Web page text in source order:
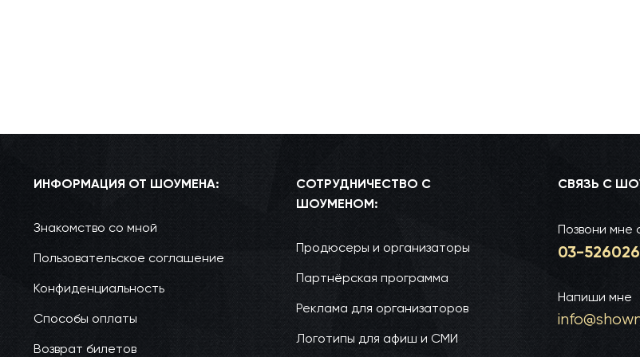
ИНФОРМАЦИЯ ОТ ШОУМЕНА:
Знакомство со мной
Пользовательское соглашение
Конфиденциальность
Способы оплаты
Возврат билетов
СОТРУДНИЧЕСТВО С
ШОУМЕНОМ:
Продюсеры и организаторы
Партнёрская программа
Реклама для организаторов
Логотипы для афиш и СМИ
СВЯЗЬ С
Позвони мне
03-
Напиши мне